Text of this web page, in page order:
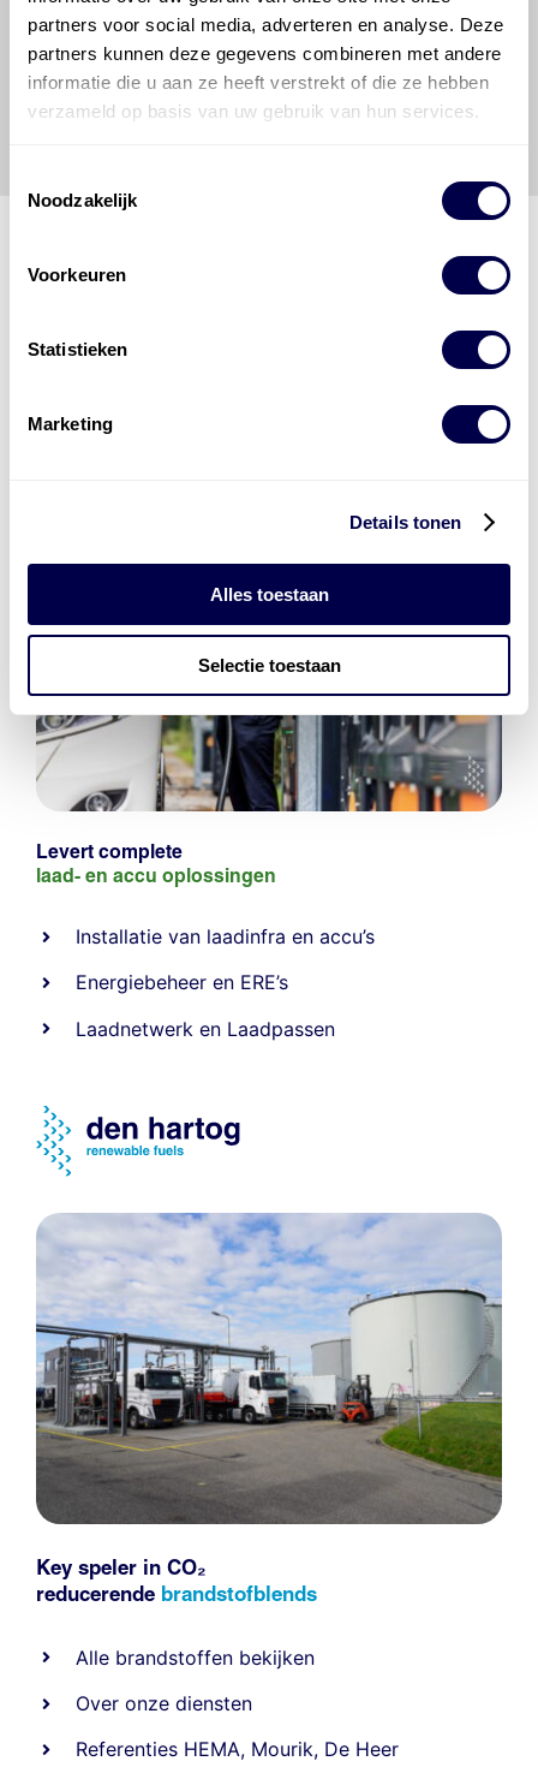
partners voor social media, adverteren en analyse. Deze
partners kunnen deze gegevens combineren met andere
informatie die u aan ze heeft verstrekt of die ze hebben
verzameld op basis van uw gebruik van hun services.
Noodzakelijk
Voorkeuren
Statistieken
Marketing
Details tonen
Alles toestaan
Selectie toestaan
veilige en verantwoorde manier uit te voeren. Hij/zij
vrijwaart en indemniseert de uitgever en
Den Hartog
voor enig verlies, letsel, claim en schade
veroorzaakt door een onjuiste interpretatie of een
onjuist gebruik van de gepubliceerde gegevens.
Levert complete
laad- en accu oplossingen
Installatie van laadinfra en accu’s
Energiebeheer en ERE’s
Laadnetwerk en Laadpassen
Key speler in CO₂
reducerende brandstofblends
Alle brandstoffen bekijken
Over onze diensten
Referenties HEMA, Mourik, De Heer